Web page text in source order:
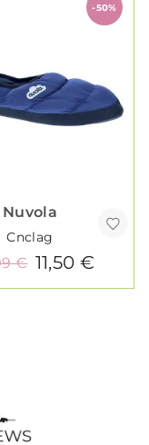
-50%
Nuvola
Cnclag
11,50 €
€